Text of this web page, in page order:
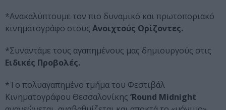
*Ανακαλύπτουμε τον πιο δυναμικό και πρωτοποριακό
κινηματογράφο στους Ανοιχτούς Ορίζοντες.
*Συναντάμε τους αγαπημένους μας δημιουργούς στις
Ειδικές Προβολές.
*Το πολυαγαπημένο τμήμα του Φεστιβάλ
Κινηματογράφου Θεσσαλονίκης ’Round Midnight